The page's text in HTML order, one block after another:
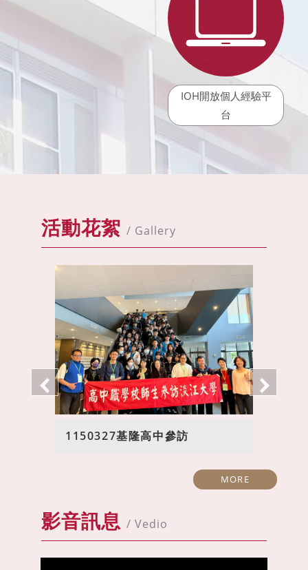
IOH開放個人經驗平
台
活動花絮 / Gallery
1150327基隆高中參訪
MORE
影音訊息 / Vedio